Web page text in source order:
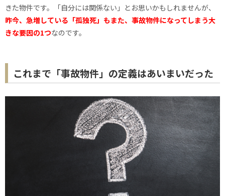
きた物件です。「自分には関係ない」とお思いかもしれませんが、
昨今、急増している「孤独死」もまた、事故物件になってしまう大
きな要因の1つなのです。
これまで「事故物件」の定義はあいまいだった